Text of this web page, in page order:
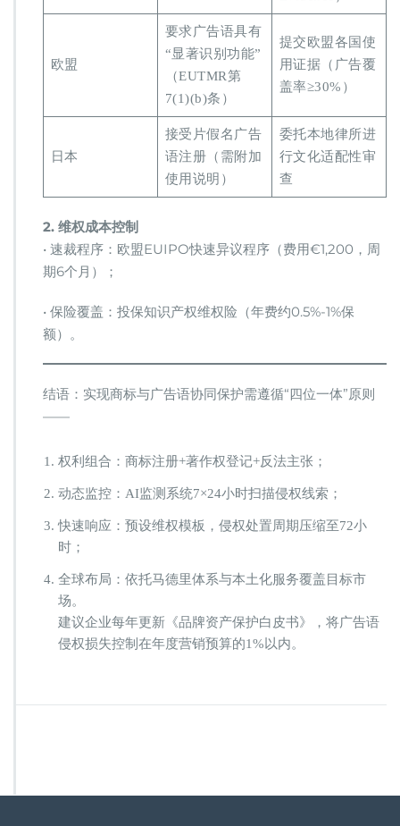
欧盟
要求广告语具有
“显著识别功能”
（EUTMR第
7(1)(b)条）
提交欧盟各国使
用证据（广告覆
盖率≥30%）
日本
接受片假名广告
语注册（需附加
使用说明）
委托本地律所进
行文化适配性审
查
​2. 维权成本控制​
• 速裁程序：欧盟EUIPO快速异议程序（费用€1,200，周
期6个月）；
• 保险覆盖：投保知识产权维权险（年费约0.5%-1%保
额）。
结语：实现商标与广告语协同保护需遵循“四位一体”原则
——
权利组合：商标注册+著作权登记+反法主张；
动态监控：AI监测系统7×24小时扫描侵权线索；
快速响应：预设维权模板，侵权处置周期压缩至72小
时；
全球布局：依托马德里体系与本土化服务覆盖目标市
场。
建议企业每年更新《品牌资产保护白皮书》，将广告语
侵权损失控制在年度营销预算的1%以内。